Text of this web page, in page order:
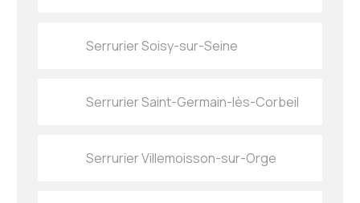
Serrurier Soisy-sur-Seine
Serrurier Saint-Germain-lès-Corbeil
Serrurier Villemoisson-sur-Orge